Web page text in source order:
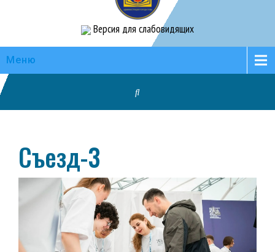
Версия для слабовидящих
Меню
Съезд-3